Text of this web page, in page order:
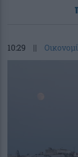
10:29 ||